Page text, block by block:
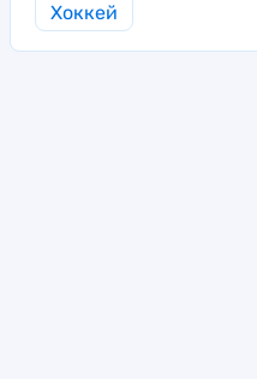
Хоккей